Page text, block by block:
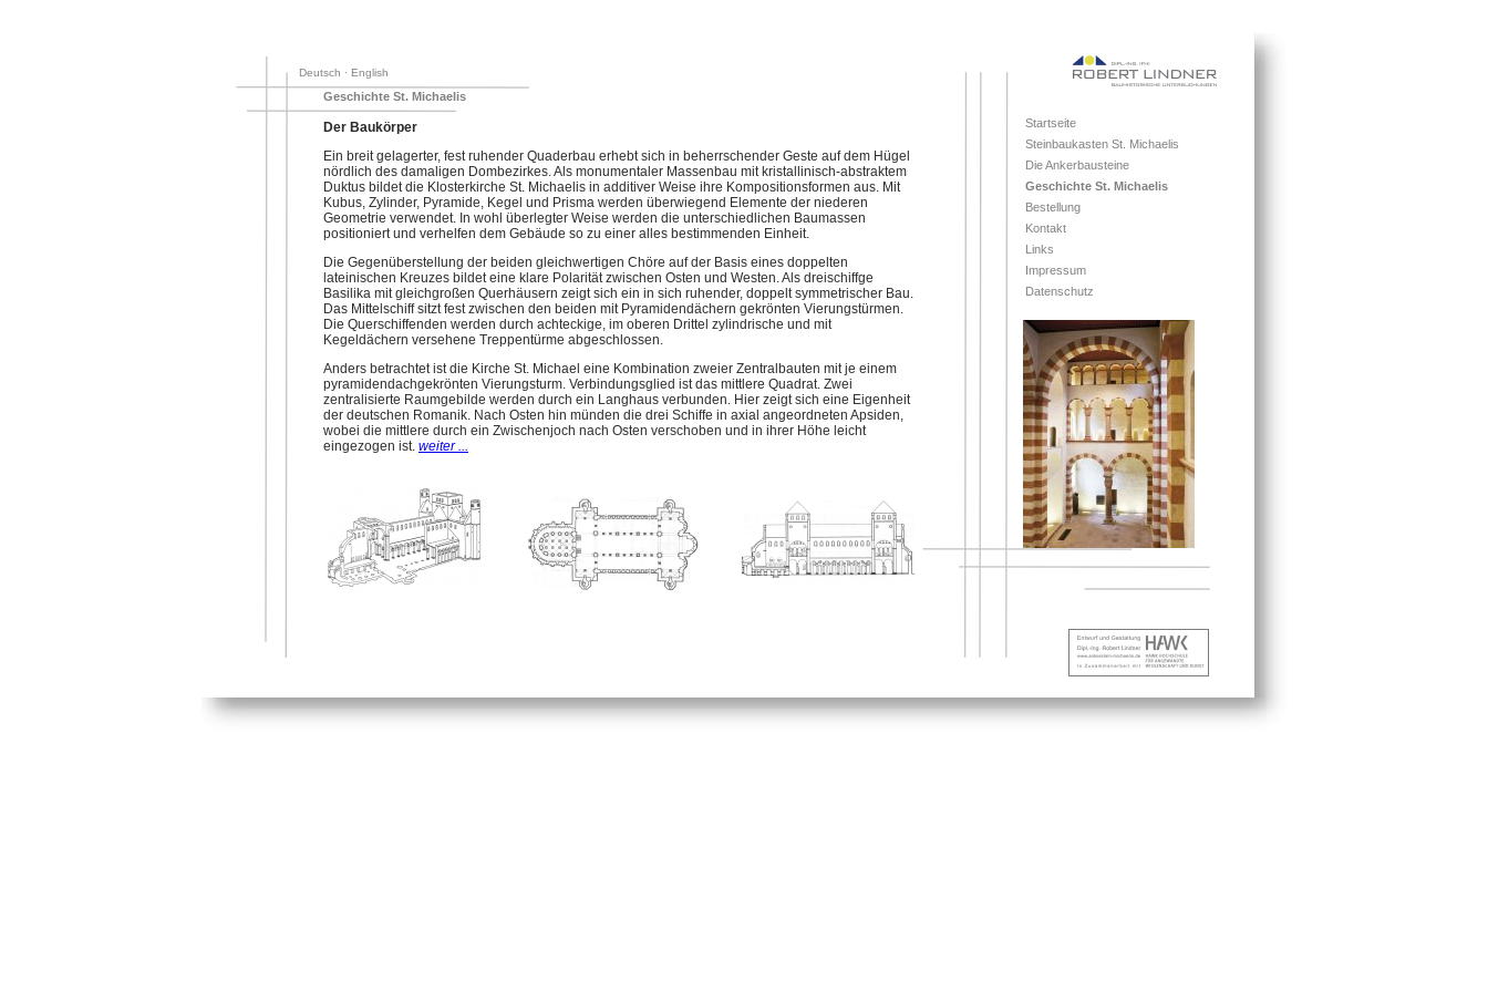
Deutsch · English
Geschichte St. Michaelis
Der Baukörper
Ein breit gelagerter, fest ruhender Quaderbau erhebt sich in beherrschender Geste auf dem Hügel
nördlich des damaligen Dombezirkes. Als monumentaler Massenbau mit kristallinisch-abstraktem
Duktus bildet die Klosterkirche St. Michaelis in additiver Weise ihre Kompositionsformen aus. Mit
Kubus, Zylinder, Pyramide, Kegel und Prisma werden überwiegend Elemente der niederen
Geometrie verwendet. In wohl überlegter Weise werden die unterschiedlichen Baumassen
positioniert und verhelfen dem Gebäude so zu einer alles bestimmenden Einheit.
Die Gegenüberstellung der beiden gleichwertigen Chöre auf der Basis eines doppelten
lateinischen Kreuzes bildet eine klare Polarität zwischen Osten und Westen. Als dreischiffge
Basilika mit gleichgroßen Querhäusern zeigt sich ein in sich ruhender, doppelt symmetrischer Bau.
Das Mittelschiff sitzt fest zwischen den beiden mit Pyramidendächern gekrönten Vierungstürmen.
Die Querschiffenden werden durch achteckige, im oberen Drittel zylindrische und mit
Kegeldächern versehene Treppentürme abgeschlossen.
Anders betrachtet ist die Kirche St. Michael eine Kombination zweier Zentralbauten mit je einem
pyramidendachgekrönten Vierungsturm. Verbindungsglied ist das mittlere Quadrat. Zwei
zentralisierte Raumgebilde werden durch ein Langhaus verbunden. Hier zeigt sich eine Eigenheit
der deutschen Romanik. Nach Osten hin münden die drei Schiffe in axial angeordneten Apsiden,
wobei die mittlere durch ein Zwischenjoch nach Osten verschoben und in ihrer Höhe leicht
eingezogen ist. weiter ...
Startseite
Steinbaukasten St. Michaelis
Die Ankerbausteine
Geschichte St. Michaelis
Bestellung
Kontakt
Links
Impressum
Datenschutz